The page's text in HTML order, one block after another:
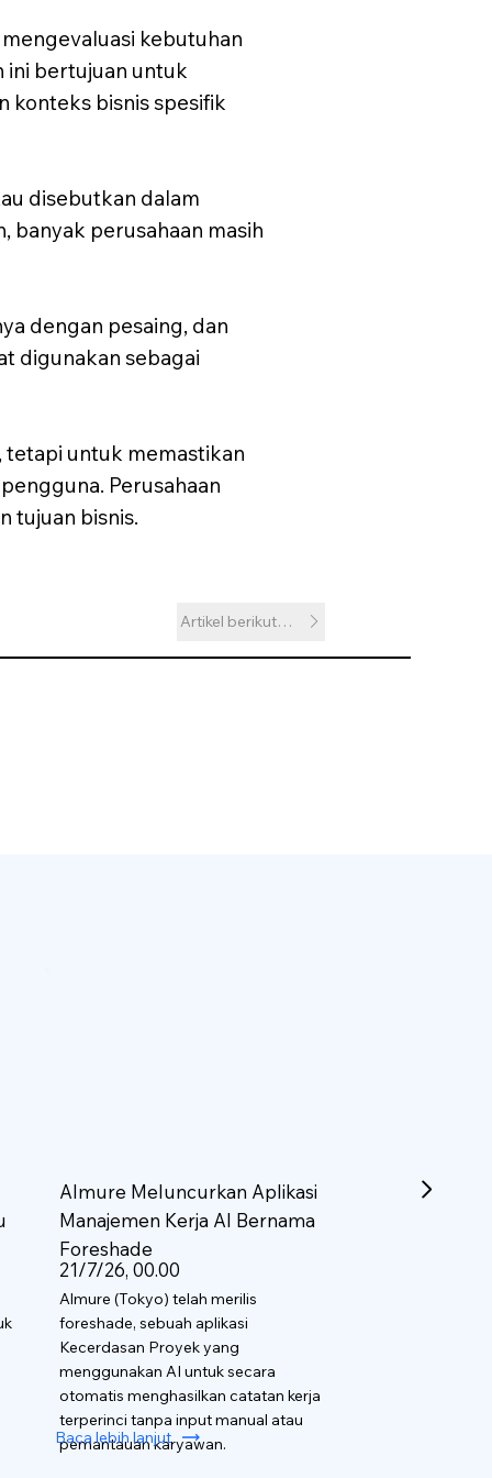
kebutuhan
ini bertujuan untuk
konteks bisnis spesifik
disebutkan dalam
banyak perusahaan masih
dengan pesaing, dan
digunakan sebagai
tetapi untuk memastikan
Perusahaan
tujuan bisnis.
Artikel berikutnya
Almure Meluncurkan Aplikasi
Manajemen Kerja AI Bernama
Foreshade
21/7/26, 00.00
Almure (Tokyo) telah merilis
foreshade, sebuah aplikasi
Kecerdasan Proyek yang
menggunakan AI untuk secara
otomatis menghasilkan catatan kerja
terperinci tanpa input manual atau
pemantauan karyawan.
Baca lebih lanjut